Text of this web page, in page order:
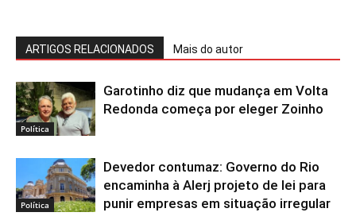
ARTIGOS RELACIONADOS Mais do autor
Política
Garotinho diz que mudança em Volta
Redonda começa por eleger Zoinho
Política
Devedor contumaz: Governo do Rio
encaminha à Alerj projeto de lei para
punir empresas em situação irregular